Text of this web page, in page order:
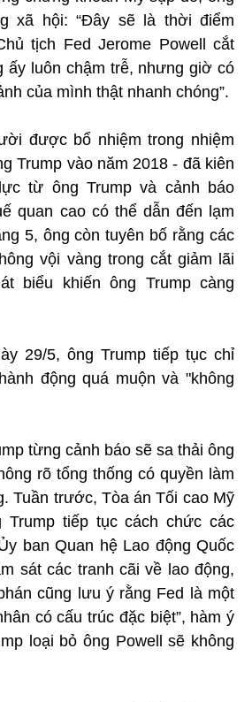
xã hội: “Đây sẽ là thời điểm
tịch Fed Jerome Powell cắt
ấy luôn chậm trễ, nhưng giờ có
của mình thật nhanh chóng”.
được bổ nhiệm trong nhiệm
Trump vào năm 2018 - đã kiên
từ ông Trump và cảnh báo
quan cao có thể dẫn đến lạm
5, ông còn tuyên bố rằng các
vội vàng trong cắt giảm lãi
biểu khiến ông Trump càng
29/5, ông Trump tiếp tục chỉ
động quá muộn và "không
từng cảnh báo sẽ sa thải ông
rõ tổng thống có quyền làm
Tuần trước, Tòa án Tối cao Mỹ
Trump tiếp tục cách chức các
ban Quan hệ Lao động Quốc
sát các tranh cãi về lao động,
cũng lưu ý rằng Fed là một
có cấu trúc đặc biệt”, hàm ý
loại bỏ ông Powell sẽ không